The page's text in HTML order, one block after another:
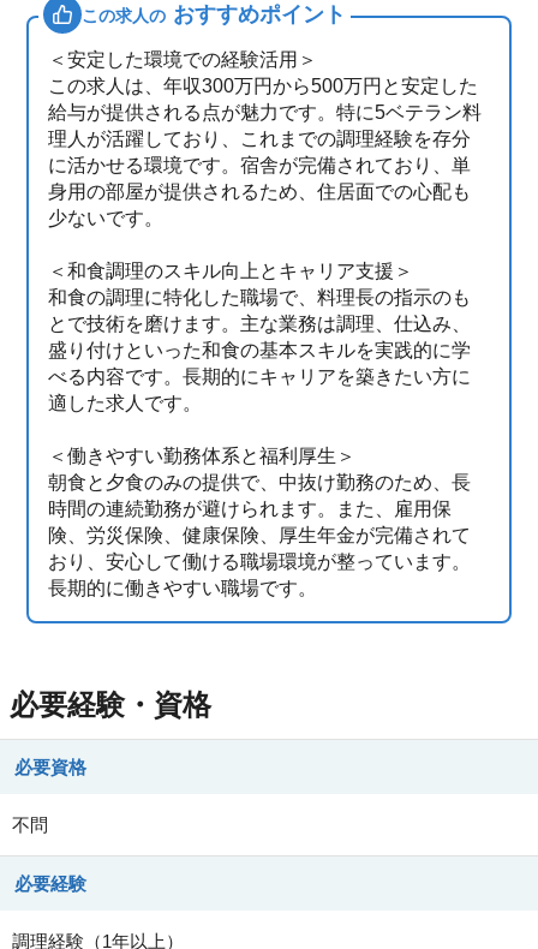
この求人の おすすめポイント
＜安定した環境での経験活用＞
この求人は、年収300万円から500万円と安定した
給与が提供される点が魅力です。特に5ベテラン料
理人が活躍しており、これまでの調理経験を存分
に活かせる環境です。宿舎が完備されており、単
身用の部屋が提供されるため、住居面での心配も
少ないです。
＜和食調理のスキル向上とキャリア支援＞
和食の調理に特化した職場で、料理長の指示のも
とで技術を磨けます。主な業務は調理、仕込み、
盛り付けといった和食の基本スキルを実践的に学
べる内容です。長期的にキャリアを築きたい方に
適した求人です。
＜働きやすい勤務体系と福利厚生＞
朝食と夕食のみの提供で、中抜け勤務のため、長
時間の連続勤務が避けられます。また、雇用保
険、労災保険、健康保険、厚生年金が完備されて
おり、安心して働ける職場環境が整っています。
長期的に働きやすい職場です。
必要経験・資格
必要資格
不問
必要経験
調理経験（1年以上）